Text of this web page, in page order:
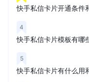
快手私信卡片开通条件
4
5
快手私信卡片有什么用